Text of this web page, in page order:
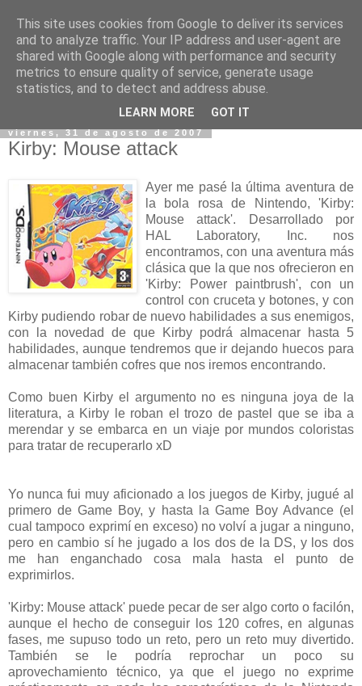
viernes, 31 de agosto de 2007
Kirby: Mouse attack
Ayer me pasé la última aventura de
la bola rosa de Nintendo, 'Kirby:
Mouse attack'. Desarrollado por
HAL Laboratory, Inc. nos
encontramos, con una aventura más
clásica que la que nos ofrecieron en
'Kirby: Power paintbrush', con un
control con cruceta y botones, y con
Kirby pudiendo robar de nuevo habilidades a sus enemigos,
con la novedad de que Kirby podrá almacenar hasta 5
habilidades, aunque tendremos que ir dejando huecos para
almacenar también cofres que nos iremos encontrando.
Como buen Kirby el argumento no es ninguna joya de la
literatura, a Kirby le roban el trozo de pastel que se iba a
merendar y se embarca en un viaje por mundos coloristas
para tratar de recuperarlo xD
Yo nunca fui muy aficionado a los juegos de Kirby, jugué al
primero de Game Boy, y hasta la Game Boy Advance (el
cual tampoco exprimí en exceso) no volví a jugar a ninguno,
pero en cambio sí he jugado a los dos de la DS, y los dos
me han enganchado cosa mala hasta el punto de
exprimirlos.
'Kirby: Mouse attack' puede pecar de ser algo corto o facilón,
aunque el hecho de conseguir los 120 cofres, en algunas
fases, me supuso todo un reto, pero un reto muy divertido.
También se le podría reprochar un poco su
aprovechamiento técnico, ya que el juego no exprime
This site uses cookies from Google to deliver its services
and to analyze traffic. Your IP address and user-agent are
shared with Google along with performance and security
metrics to ensure quality of service, generate usage
statistics, and to detect and address abuse.
LEARN MORE GOT IT